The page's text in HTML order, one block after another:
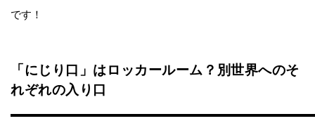
です！
「にじり口」はロッカールーム？別世界へのそ
れぞれの入り口